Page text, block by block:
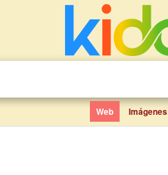
Web Imágenes